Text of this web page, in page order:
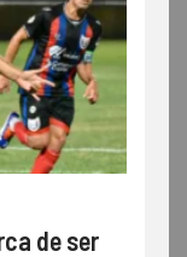
de ser